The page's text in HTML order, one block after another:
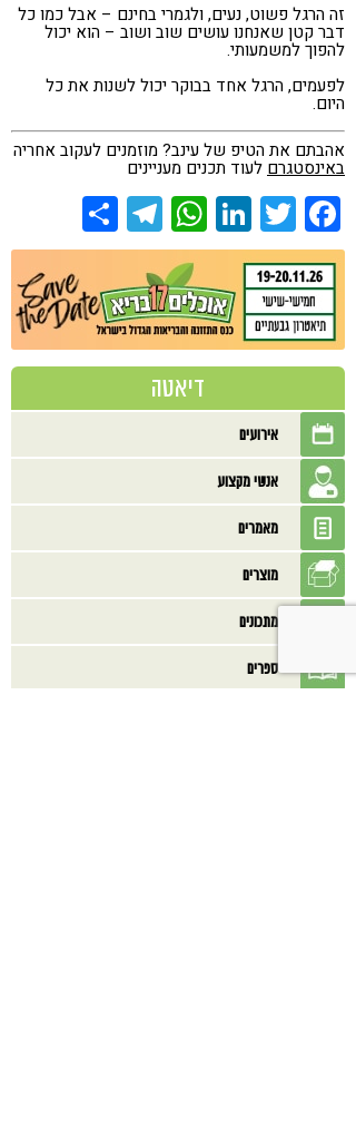
זה הרגל פשוט, נעים, ולגמרי בחינם – אבל כמו כל
דבר קטן שאנחנו עושים שוב ושוב – הוא יכול
להפוך למשמעותי.
לפעמים, הרגל אחד בבוקר יכול לשנות את כל
היום.
אהבתם את הטיפ של עינב? מוזמנים לעקוב אחריה
באינסטגרם לעוד תכנים מעניינים
Facebook
Twitter
LinkedIn
WhatsApp
Telegram
דיאטה
אירועים
אנשי מקצוע
מאמרים
מוצרים
מתכונים
ספרים